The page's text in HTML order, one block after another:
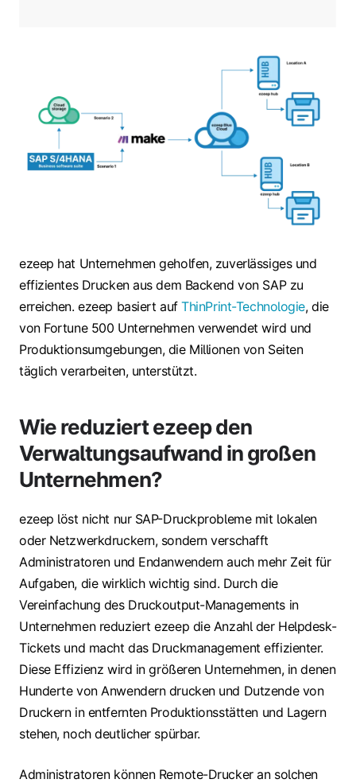
ezeep hat Unternehmen geholfen, zuverlässiges und
effizientes Drucken aus dem Backend von SAP zu
erreichen. ezeep basiert aufThinPrint-Technologie, die
von Fortune 500 Unternehmen verwendet wird und
Produktionsumgebungen, die Millionen von Seiten
täglich verarbeiten, unterstützt.
Wie reduziert ezeep den
Verwaltungsaufwand in großen
Unternehmen?
ezeep löst nicht nur SAP-Druckprobleme mit lokalen
oder Netzwerkdruckern, sondern verschafft
Administratoren und Endanwendern auch mehr Zeit für
Aufgaben, die wirklich wichtig sind. Durch die
Vereinfachung des Druckoutput-Managements in
Unternehmen reduziert ezeep die Anzahl der Helpdesk-
Tickets und macht das Druckmanagement effizienter.
Diese Effizienz wird in größeren Unternehmen, in denen
Hunderte von Anwendern drucken und Dutzende von
Druckern in entfernten Produktionsstätten und Lagern
stehen, noch deutlicher spürbar.
Administratoren können Remote-Drucker an solchen